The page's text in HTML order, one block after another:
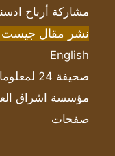
مشاركة أرباح
نشر مقال
English
صحيفة 24 لمعلوماتك
مؤسسة اشراق
صفحات